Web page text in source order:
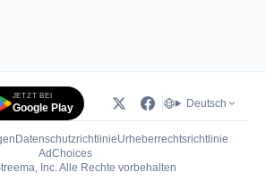
JETZT BEI
Google Play Deutsch
DatenschutzrichtlinieUrheberrechtsrichtlinie
AdChoices(öffnet in neuem Tab)
Inc. Alle Rechte vorbehalten